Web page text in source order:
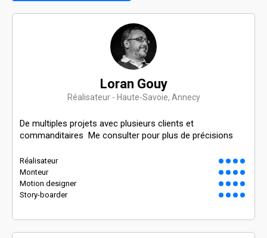
Loran Gouy
Réalisateur - Haute-Savoie, Annecy
De multiples projets avec plusieurs clients et
commanditaires Me consulter pour plus de précisions
Réalisateur
Monteur
Motion designer
Story-boarder